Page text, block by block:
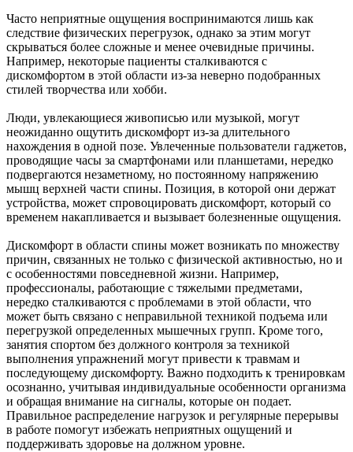
Часто неприятные ощущения воспринимаются лишь как
следствие физических перегрузок, однако за этим могут
скрываться более сложные и менее очевидные причины.
Например, некоторые пациенты сталкиваются с
дискомфортом в этой области из-за неверно подобранных
стилей творчества или хобби.
Люди, увлекающиеся живописью или музыкой, могут
неожиданно ощутить дискомфорт из-за длительного
нахождения в одной позе. Увлеченные пользователи гаджетов,
проводящие часы за смартфонами или планшетами, нередко
подвергаются незаметному, но постоянному напряжению
мышц верхней части спины. Позиция, в которой они держат
устройства, может спровоцировать дискомфорт, который со
временем накапливается и вызывает болезненные ощущения.
Дискомфорт в области спины может возникать по множеству
причин, связанных не только с физической активностью, но и
с особенностями повседневной жизни. Например,
профессионалы, работающие с тяжелыми предметами,
нередко сталкиваются с проблемами в этой области, что
может быть связано с неправильной техникой подъема или
перегрузкой определенных мышечных групп. Кроме того,
занятия спортом без должного контроля за техникой
выполнения упражнений могут привести к травмам и
последующему дискомфорту. Важно подходить к тренировкам
осознанно, учитывая индивидуальные особенности организма
и обращая внимание на сигналы, которые он подает.
Правильное распределение нагрузок и регулярные перерывы
в работе помогут избежать неприятных ощущений и
поддерживать здоровье на должном уровне.